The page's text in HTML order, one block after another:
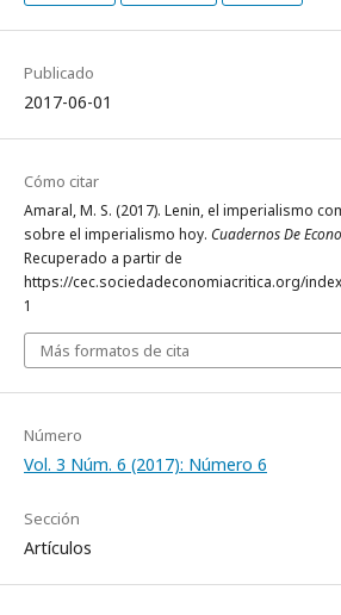
Publicado
2017-06-01
Cómo citar
Amaral, M. S. (2017). Lenin, el imperialismo
sobre el imperialismo hoy. Cuadernos De
Recuperado a partir de
https://cec.sociedadeconomiacritica.org/
1
Más formatos de cita
Número
Vol. 3 Núm. 6 (2017): Número 6
Sección
Artículos